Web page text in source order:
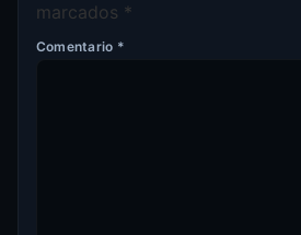
marcados *
Comentario *